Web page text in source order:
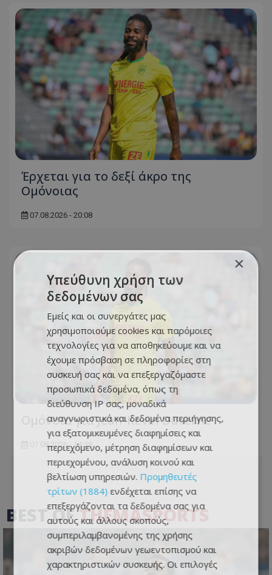
Έρχεται για το δεξί άκρο της
Ομόνοιας
07.08.2026 - 20:08
Ομόνοια για Jean-Kevin Duverne
07.08.2026 - 14:38
BEST OFTHEMASPORTS
×
Υπεύθυνη χρήση των
δεδομένων σας
Εμείς και οι συνεργάτες μας
χρησιμοποιούμε cookies και παρόμοιες
τεχνολογίες για να αποθηκεύουμε και να
έχουμε πρόσβαση σε πληροφορίες στη
συσκευή σας και να επεξεργαζόμαστε
προσωπικά δεδομένα, όπως τη
διεύθυνση IP σας, μοναδικά
αναγνωριστικά και δεδομένα περιήγησης,
για εξατομικευμένες διαφημίσεις και
περιεχόμενο, μέτρηση διαφημίσεων και
περιεχομένου, ανάλυση κοινού και
βελτίωση υπηρεσιών. Προμηθευτές
τρίτων (1884) ενδέχεται επίσης να
επεξεργάζονται τα δεδομένα σας για
αυτούς και άλλους σκοπούς,
συμπεριλαμβανομένης της χρήσης
ακριβών δεδομένων γεωεντοπισμού και
χαρακτηριστικών συσκευής. Οι επιλογές